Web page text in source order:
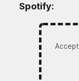
Spotify: